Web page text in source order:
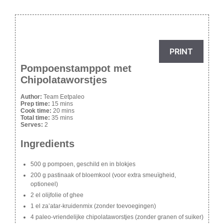
PRINT
Pompoenstamppot met
Chipolataworstjes
Author: Team Eetpaleo
Prep time: 15 mins
Cook time: 20 mins
Total time: 35 mins
Serves: 2
Ingredients
500 g pompoen, geschild en in blokjes
200 g pastinaak of bloemkool (voor extra smeuïgheid,
optioneel)
2 el olijfolie of ghee
1 el za’atar-kruidenmix (zonder toevoegingen)
4 paleo-vriendelijke chipolataworstjes (zonder granen of suiker)